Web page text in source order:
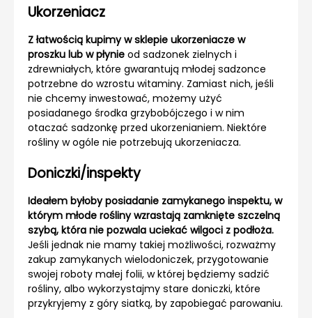
Ukorzeniacz
Z łatwością kupimy w sklepie ukorzeniacze w
proszku lub w płynie od sadzonek zielnych i
zdrewniałych, które gwarantują młodej sadzonce
potrzebne do wzrostu witaminy. Zamiast nich, jeśli
nie chcemy inwestować, możemy użyć
posiadanego środka grzybobójczego i w nim
otaczać sadzonkę przed ukorzenianiem. Niektóre
rośliny w ogóle nie potrzebują ukorzeniacza.
Doniczki/inspekty
Ideałem byłoby posiadanie zamykanego inspektu, w
którym młode rośliny wzrastają zamknięte szczelną
szybą, która nie pozwala uciekać wilgoci z podłoża.
Jeśli jednak nie mamy takiej możliwości, rozważmy
zakup zamykanych wielodoniczek, przygotowanie
swojej roboty małej folii, w której będziemy sadzić
rośliny, albo wykorzystajmy stare doniczki, które
przykryjemy z góry siatką, by zapobiegać parowaniu.